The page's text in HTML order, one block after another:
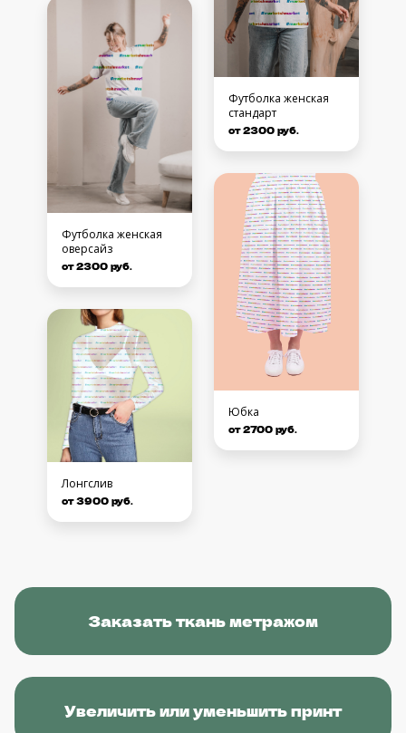
Футболка женская
оверсайз
от 2300 руб.
Лонгслив
от 3900 руб.
Футболка женская
стандарт
от 2300 руб.
Юбка
от 2700 руб.
Заказать ткань метражом
Увеличить или уменьшить принт